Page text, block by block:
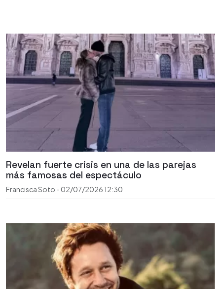
Revelan fuerte crisis en una de las parejas
más famosas del espectáculo
Francisca Soto - 02/07/2026 12:30